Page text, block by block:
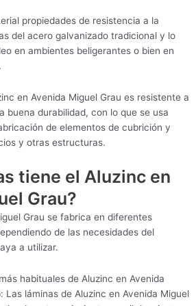
propiedades de resistencia a la
del acero galvanizado tradicional y lo
en ambientes beligerantes o bien en
en Avenida Miguel Grau es resistente a
buena durabilidad, con lo que se usa
de elementos de cubrición y
y otras estructuras.
tiene el Aluzinc en
Grau?
Grau se fabrica en diferentes
de las necesidades del
a utilizar.
habituales de Aluzinc en Avenida
Las láminas de Aluzinc en Avenida Miguel